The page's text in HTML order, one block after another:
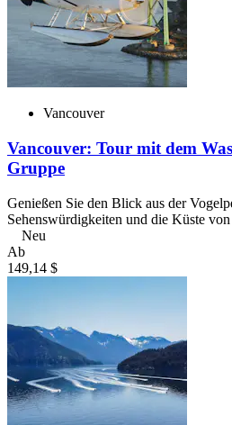
Vancouver
Vancouver: Tour mit dem
Gruppe
Genießen Sie den Blick aus der
Sehenswürdigkeiten und die Küste
Neu
Ab
149,14 $